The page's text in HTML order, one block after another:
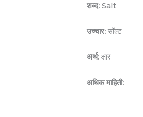
शब्द: Salt
उच्चार: सॉल्ट
अर्थ: क्षार
अधिक माहिती: